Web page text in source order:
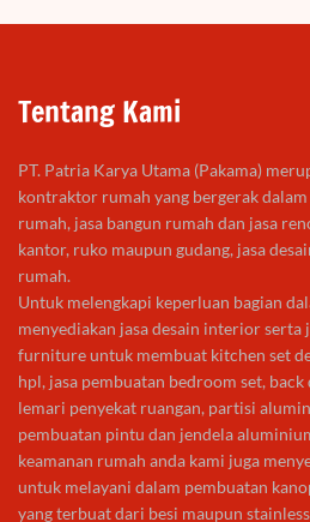
Tentang Kami
PT. Patria Karya Utama (Pakama)
kontraktor rumah yang bergerak
rumah, jasa bangun rumah dan jasa
kantor, ruko maupun gudang, jasa
rumah.
Untuk melengkapi keperluan bagian
menyediakan jasa desain interior serta
furniture untuk membuat kitchen set
hpl, jasa pembuatan bedroom set,
lemari penyekat ruangan, partisi
pembuatan pintu dan jendela
keamanan rumah anda kami juga
untuk melayani dalam pembuatan
yang terbuat dari besi maupun